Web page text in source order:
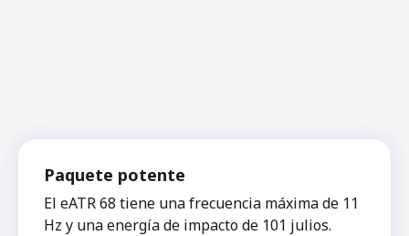
Paquete potente
El eATR 68 tiene una frecuencia máxima de 11
Hz y una energía de impacto de 101 julios.